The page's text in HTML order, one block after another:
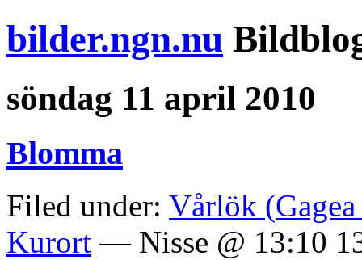
bilder.ngn.nu
söndag 11 april 2010
Blomma
Filed under: Vårlök
Kurort — Nisse @ 13:10